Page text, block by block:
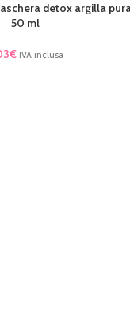
detox argilla
50 ml
€ IVA inclusa